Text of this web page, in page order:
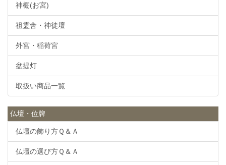
神棚(お宮)
祖霊舎・神徒壇
外宮・稲荷宮
盆提灯
取扱い商品一覧
仏壇・位牌
仏壇の飾り方Ｑ＆Ａ
仏壇の選び方Ｑ＆Ａ